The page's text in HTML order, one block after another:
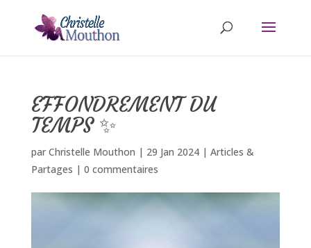
EFFONDREMENT DU
TEMPS ✨
par Christelle Mouthon | 29 Jan 2024| Articles &
Partages | 0 commentaires